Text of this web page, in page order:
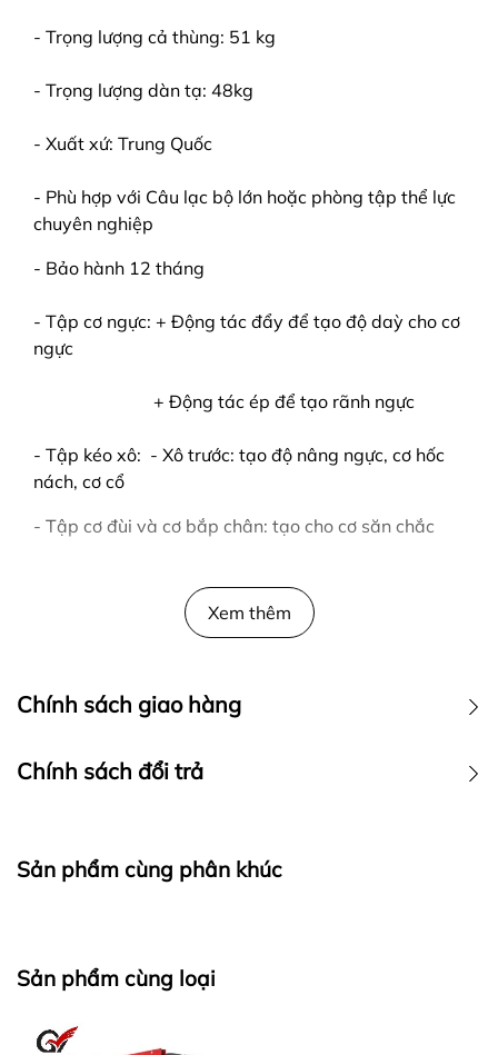
- Trọng lượng cả thùng: 51 kg
- Trọng lượng dàn tạ: 48kg
- Xuất xứ: Trung Quốc
- Phù hợp với Câu lạc bộ lớn hoặc phòng tập thể lực
chuyên nghiệp
- Bảo hành 12 tháng
- Tập cơ ngực: + Động tác đẩy để tạo độ daỳ cho cơ
ngực
+ Động tác ép để tạo rãnh ngực
- Tập kéo xô: - Xô trước: tạo độ nâng ngực, cơ hốc
nách, cơ cổ
- Tập cơ đùi và cơ bắp chân: tạo cho cơ săn chắc
vùng co bụng săn chắc
2. Hình ảnh Giàn tập tạ đa
Xem thêm
Chính sách giao hàng
Chính sách đổi trả
Sản phẩm cùng phân khúc
Sản phẩm cùng loại